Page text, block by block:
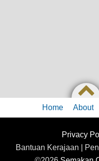
Home About
Privacy
Bantuan Kerajaan |